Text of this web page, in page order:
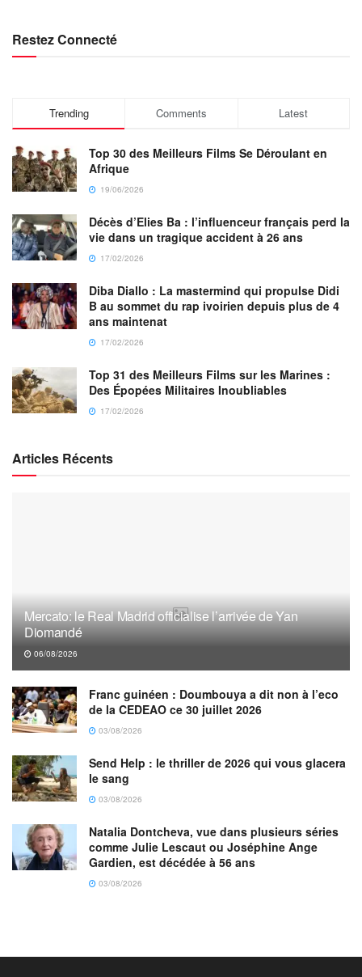
Restez Connecté
Trending Comments Latest
Top 30 des Meilleurs Films Se Déroulant en
Afrique
19/06/2026
Décès d’Elies Ba : l’influenceur français perd la
vie dans un tragique accident à 26 ans
17/02/2026
Diba Diallo : La mastermind qui propulse Didi
B au sommet du rap ivoirien depuis plus de 4
ans maintenat
17/02/2026
Top 31 des Meilleurs Films sur les Marines :
Des Épopées Militaires Inoubliables
17/02/2026
Articles Récents
Mercato: le Real Madrid officialise l’arrivée de Yan
Diomandé
06/08/2026
Franc guinéen : Doumbouya a dit non à l’eco
de la CEDEAO ce 30 juillet 2026
03/08/2026
Send Help : le thriller de 2026 qui vous glacera
le sang
03/08/2026
Natalia Dontcheva, vue dans plusieurs séries
comme Julie Lescaut ou Joséphine Ange
Gardien, est décédée à 56 ans
03/08/2026